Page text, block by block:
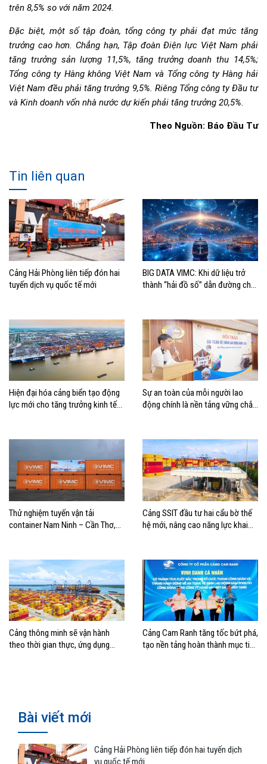
trên 8,5% so với năm 2024.
Đặc biệt, một số tập đoàn, tổng công ty phải đạt mức tăng
trưởng cao hơn. Chẳng hạn, Tập đoàn Điện lực Việt Nam phải
tăng trưởng sản lượng 11,5%, tăng trưởng doanh thu 14,5%;
Tổng công ty Hàng không Việt Nam và Tổng công ty Hàng hải
Việt Nam đều phải tăng trưởng 9,5%. Riêng Tổng công ty Đầu tư
và Kinh doanh vốn nhà nước dự kiến phải tăng trưởng 20,5%.
Theo Nguồn: Báo Đầu Tư
Tin liên quan
Cảng Hải Phòng liên tiếp đón hai
tuyến dịch vụ quốc tế mới
BIG DATA VIMC: Khi dữ liệu trở
thành “hải đồ số” dẫn đường cho
Hiện đại hóa cảng biển tạo động
lực mới cho tăng trưởng kinh tế
Sự an toàn của mỗi người lao
động chính là nền tảng vững chắc
Thử nghiệm tuyến vận tải
container Nam Ninh – Cần Thơ,
Cảng SSIT đầu tư hai cẩu bờ thế
hệ mới, nâng cao năng lực khai
Cảng thông minh sẽ vận hành
theo thời gian thực, ứng dụng
Cảng Cam Ranh tăng tốc bứt phá,
tạo nền tảng hoàn thành mục tiêu
Bài viết mới
Cảng Hải Phòng liên tiếp đón hai tuyến dịch
vụ quốc tế mới